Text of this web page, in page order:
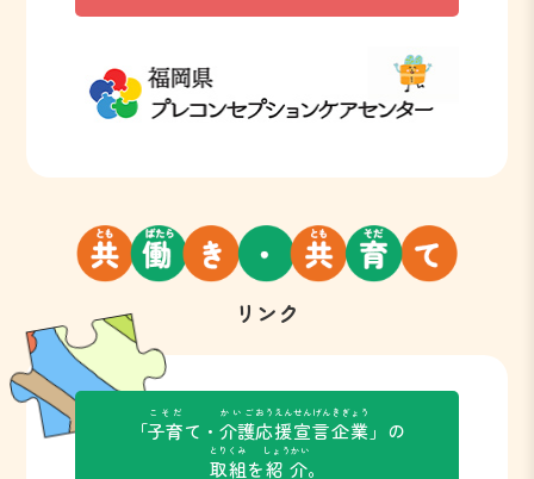
リンク
「子育
こそだ
て・ 介護
かいご
応援
おうえん
宣言
せんげん
企業
きぎょう
」の
取組
とりくみ
を紹介
しょうかい
。